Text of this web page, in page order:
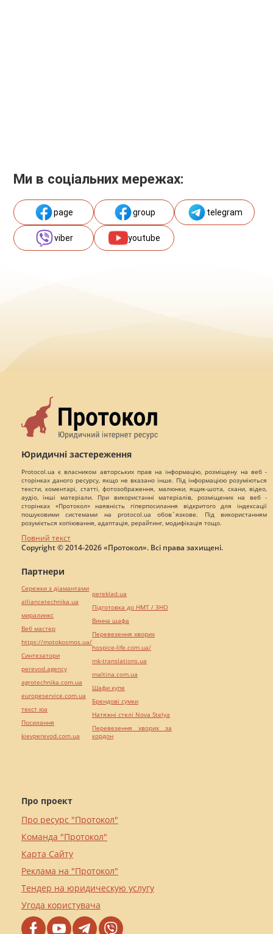
Ми в соціальних мережах:
page group telegram
viber youtube
Юридичні застереження
Protocol.ua є власником авторських прав на інформацію, розміщену на веб -
сторінках даного ресурсу, якщо не вказано інше. Під інформацією розуміються
тексти, коментарі, статті, фотозображення, малюнки, ящик-шота, скани, відео,
аудіо, інші матеріали. При використанні матеріалів, розміщених на веб -
сторінках «Протокол» наявність гіперпосилання відкритого для індексації
пошуковими системами на protocol.ua обов`язкове. Під використанням
розуміється копіювання, адаптація, рерайтинг, модифікація тощо.
Повний текст
Copyright © 2014-2026 «Протокол». Всі права захищені.
Про проект
Про ресурс "Протокол"
Команда "Протокол"
Карта Сайту
Реклама на "Протокол"
Тендер на юридическую услугу
Угода користувача
Партнери
Сережки з діамантами
alliancetechnika.ua
миралинкс
Веб мастер
https://motokosmos.ua/
Синтезатори
perevod.agency
agrotechnika.com.ua
europeservice.com.ua
текст юа
Посилання
kievperevod.com.ua
pereklad.ua
Підготовка до НМТ / ЗНО
Винна шафа
Перевезення хворих
hospice-life.com.ua/
mk-translations.ua
maltina.com.ua
Шафи купе
Брендові сумки
Натяжні стелі Nova Stelya
Перевезення хворих за
кордон